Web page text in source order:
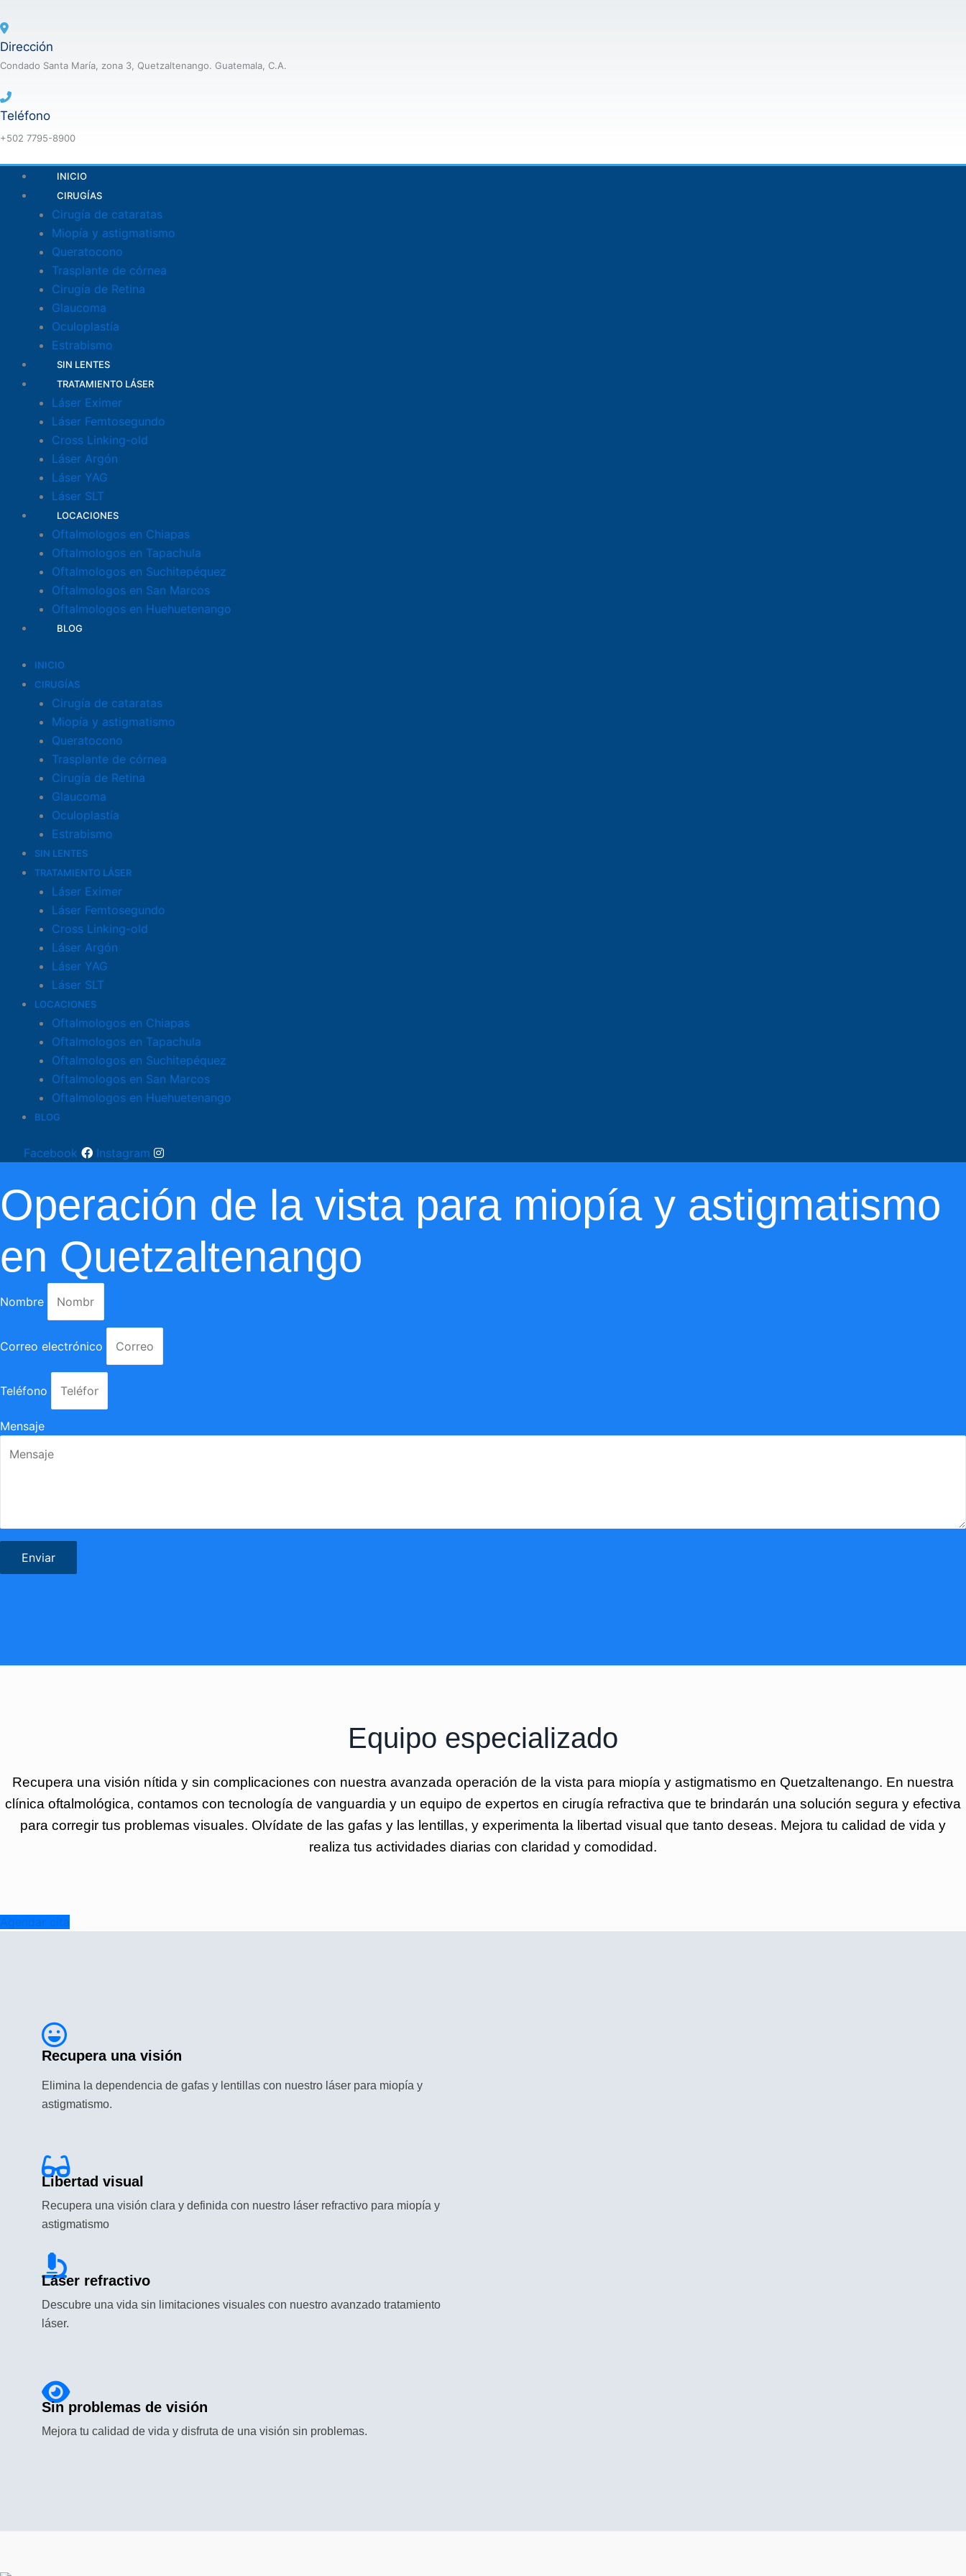
to
content
Dirección
Condado Santa María, zona 3, Quetzaltenango. Guatemala, C.A.
Teléfono
+502 7795-8900
INICIO
CIRUGÍAS
Cirugía de cataratas
Miopía y astigmatismo
Queratocono
Trasplante de córnea
Cirugía de Retina
Glaucoma
Oculoplastía
Estrabismo
SIN LENTES
TRATAMIENTO LÁSER
Láser Eximer
Láser Femtosegundo
Cross Linking-old
Láser Argón
Láser YAG
Láser SLT
LOCACIONES
Oftalmologos en Chiapas
Oftalmologos en Tapachula
Oftalmologos en Suchitepéquez
Oftalmologos en San Marcos
Oftalmologos en Huehuetenango
BLOG
INICIO
CIRUGÍAS
Cirugía de cataratas
Miopía y astigmatismo
Queratocono
Trasplante de córnea
Cirugía de Retina
Glaucoma
Oculoplastía
Estrabismo
SIN LENTES
TRATAMIENTO LÁSER
Láser Eximer
Láser Femtosegundo
Cross Linking-old
Láser Argón
Láser YAG
Láser SLT
LOCACIONES
Oftalmologos en Chiapas
Oftalmologos en Tapachula
Oftalmologos en Suchitepéquez
Oftalmologos en San Marcos
Oftalmologos en Huehuetenango
BLOG
Facebook Instagram
Operación de la vista para miopía y astigmatismo
en Quetzaltenango
Nombre
Correo electrónico
Teléfono
Mensaje
Enviar
Equipo especializado
Recupera una visión nítida y sin complicaciones con nuestra avanzada operación de la vista para miopía y astigmatismo en Quetzaltenango. En nuestra
clínica oftalmológica, contamos con tecnología de vanguardia y un equipo de expertos en cirugía refractiva que te brindarán una solución segura y efectiva
para corregir tus problemas visuales. Olvídate de las gafas y las lentillas, y experimenta la libertad visual que tanto deseas. Mejora tu calidad de vida y
realiza tus actividades diarias con claridad y comodidad.
Agendar cita
Recupera una visión
Elimina la dependencia de gafas y lentillas con nuestro láser para miopía y
astigmatismo.
Libertad visual
Recupera una visión clara y definida con nuestro láser refractivo para miopía y
astigmatismo
Láser refractivo
Descubre una vida sin limitaciones visuales con nuestro avanzado tratamiento
láser.
Sin problemas de visión
Mejora tu calidad de vida y disfruta de una visión sin problemas.